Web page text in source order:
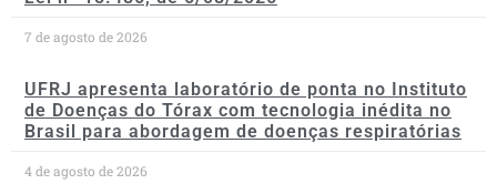
7 de agosto de 2026
UFRJ apresenta laboratório de ponta no Instituto
de Doenças do Tórax com tecnologia inédita no
Brasil para abordagem de doenças respiratórias
4 de agosto de 2026